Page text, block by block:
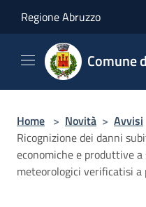
Regione Abruzzo
Comune
Home > Novità > Avvisi
Ricognizione dei danni
economiche e produttive
meteorologici verificatisi